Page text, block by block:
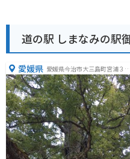
道の駅 しまなみの駅
愛媛県 愛媛県今治市大三島町宮浦３３
２７